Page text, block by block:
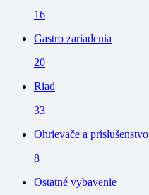
16
Gastro zariadenia
20
Riad
33
Ohrievače a príslušenstvo
8
Ostatné vybavenie